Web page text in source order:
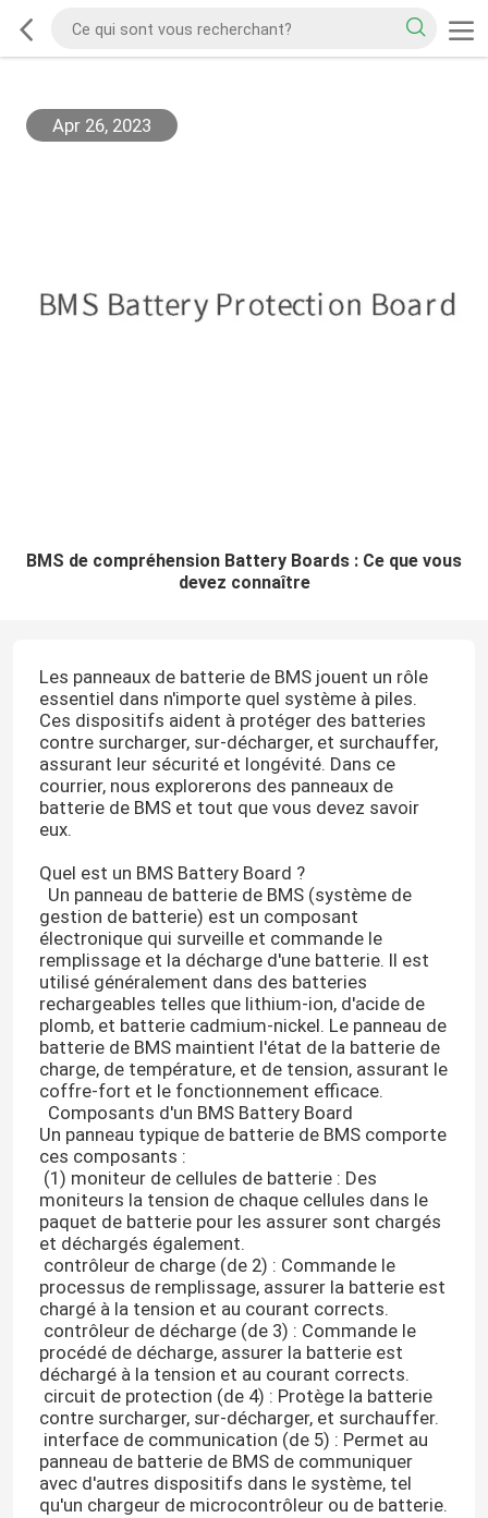
Apr 26, 2023
BMS de compréhension Battery Boards : Ce que vous
devez connaître
Les panneaux de batterie de BMS jouent un rôle
essentiel dans n'importe quel système à piles.
Ces dispositifs aident à protéger des batteries
contre surcharger, sur-décharger, et surchauffer,
assurant leur sécurité et longévité. Dans ce
courrier, nous explorerons des panneaux de
batterie de BMS et tout que vous devez savoir
eux.
Quel est un BMS Battery Board ?
Un panneau de batterie de BMS (système de
gestion de batterie) est un composant
électronique qui surveille et commande le
remplissage et la décharge d'une batterie. Il est
utilisé généralement dans des batteries
rechargeables telles que lithium-ion, d'acide de
plomb, et batterie cadmium-nickel. Le panneau de
batterie de BMS maintient l'état de la batterie de
charge, de température, et de tension, assurant le
coffre-fort et le fonctionnement efficace.
Composants d'un BMS Battery Board
Un panneau typique de batterie de BMS comporte
ces composants :
(1) moniteur de cellules de batterie : Des
moniteurs la tension de chaque cellules dans le
paquet de batterie pour les assurer sont chargés
et déchargés également.
contrôleur de charge (de 2) : Commande le
processus de remplissage, assurer la batterie est
chargé à la tension et au courant corrects.
contrôleur de décharge (de 3) : Commande le
procédé de décharge, assurer la batterie est
déchargé à la tension et au courant corrects.
circuit de protection (de 4) : Protège la batterie
contre surcharger, sur-décharger, et surchauffer.
interface de communication (de 5) : Permet au
panneau de batterie de BMS de communiquer
avec d'autres dispositifs dans le système, tel
qu'un chargeur de microcontrôleur ou de batterie.